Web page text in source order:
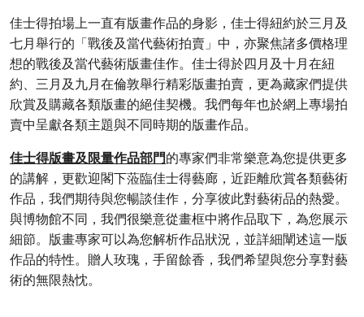
佳士得拍場上一直有版畫作品的身影，佳士得紐約於三月及
七月舉行的「戰後及當代藝術拍賣」中，亦聚焦諸多價格理
想的戰後及當代藝術版畫佳作。佳士得於四月及十月在紐
約、三月及九月在倫敦舉行精彩版畫拍賣，更為藏家們提供
欣賞及購藏各類版畫的絕佳契機。我們每年也於網上專場拍
賣中呈獻各類主題與不同時期的版畫作品。
佳士得版畫及限量作品部門的專家們非常樂意為您提供更多
的講解，更歡迎閣下蒞臨佳士得藝廊，近距離欣賞各類藝術
作品，我們期待與您暢談佳作，分享彼此對藝術品的熱愛。
與博物館不同，我們很樂意從畫框中將作品取下，為您展示
細節。版畫專家可以為您解析作品狀況，並詳細闡述這一版
作品的特性。贈人玫瑰，手留餘香，我們希望與您分享對藝
術的無限熱忱。